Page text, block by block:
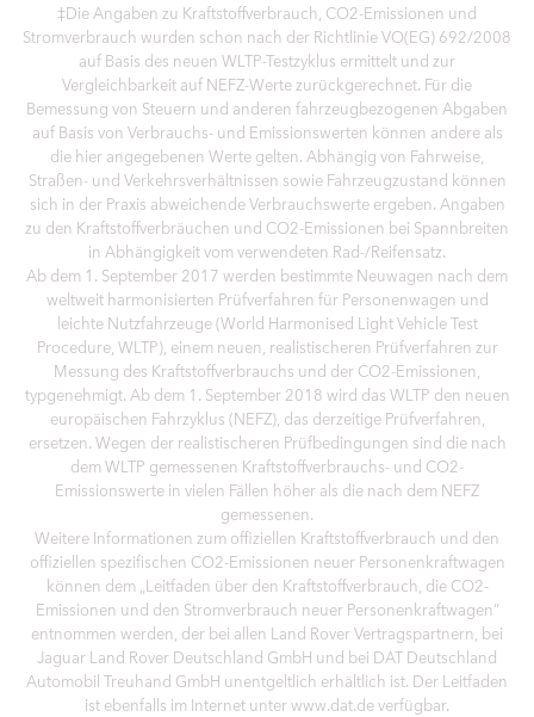
‡Die Angaben zu Kraftstoffverbrauch, CO2-Emissionen und
Stromverbrauch wurden schon nach der Richtlinie VO(EG) 692/2008
auf Basis des neuen WLTP-Testzyklus ermittelt und zur
Vergleichbarkeit auf NEFZ-Werte zurückgerechnet. Für die
Bemessung von Steuern und anderen fahrzeugbezogenen Abgaben
auf Basis von Verbrauchs- und Emissionswerten können andere als
die hier angegebenen Werte gelten. Abhängig von Fahrweise,
Straßen- und Verkehrsverhältnissen sowie Fahrzeugzustand können
sich in der Praxis abweichende Verbrauchswerte ergeben. Angaben
zu den Kraftstoffverbräuchen und CO2-Emissionen bei Spannbreiten
in Abhängigkeit vom verwendeten Rad-/Reifensatz.
Ab dem 1. September 2017 werden bestimmte Neuwagen nach dem
weltweit harmonisierten Prüfverfahren für Personenwagen und
leichte Nutzfahrzeuge (World Harmonised Light Vehicle Test
Procedure, WLTP), einem neuen, realistischeren Prüfverfahren zur
Messung des Kraftstoffverbrauchs und der CO2-Emissionen,
typgenehmigt. Ab dem 1. September 2018 wird das WLTP den neuen
europäischen Fahrzyklus (NEFZ), das derzeitige Prüfverfahren,
ersetzen. Wegen der realistischeren Prüfbedingungen sind die nach
dem WLTP gemessenen Kraftstoffverbrauchs- und CO2-
Emissionswerte in vielen Fällen höher als die nach dem NEFZ
gemessenen.
Weitere Informationen zum offiziellen Kraftstoffverbrauch und den
offiziellen spezifischen CO2-Emissionen neuer Personenkraftwagen
können dem „Leitfaden über den Kraftstoffverbrauch, die CO2-
Emissionen und den Stromverbrauch neuer Personenkraftwagen“
entnommen werden, der bei allen Land Rover Vertragspartnern, bei
Jaguar Land Rover Deutschland GmbH und bei DAT Deutschland
Automobil Treuhand GmbH unentgeltlich erhältlich ist. Der Leitfaden
ist ebenfalls im Internet unter www.dat.de verfügbar.